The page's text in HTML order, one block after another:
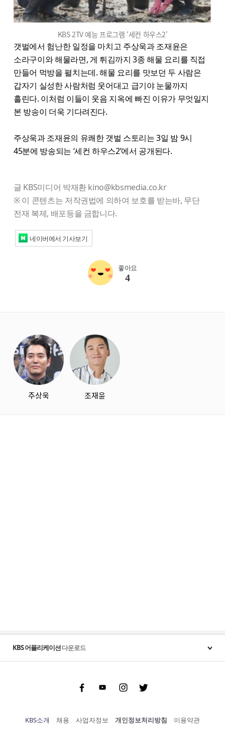
KBS 2TV 예능 프로그램 ‘세컨 하우스2’
갯벌에서 험난한 일정을 마치고 주상욱과 조재윤은
소라구이와 해물라면, 게 튀김까지 3종 해물 요리를 직접
만들어 먹방을 펼치는데. 해물 요리를 맛보던 두 사람은
갑자기 실성한 사람처럼 웃어대고 급기야 눈물까지
흘린다. 이처럼 이들이 웃음 지옥에 빠진 이유가 무엇일지
본 방송이 더욱 기다려진다.
주상욱과 조재윤의 유쾌한 갯벌 스토리는 3일 밤 9시
45분에 방송되는 ‘세컨 하우스2’에서 공개된다.
글 KBS미디어 박재환 kino@kbsmedia.co.kr
※ 이 콘텐츠는 저작권법에 의하여 보호를 받는바, 무단
전재 복제, 배포등을 금합니다.
네이버에서 기사보기
좋아요
4
주상욱 조재윤
KBS 어플리케이션다운로드
FacebookYoutubeInstgram Twitter
KBS소개 채용 사업자정보 개인정보처리방침
이용약관